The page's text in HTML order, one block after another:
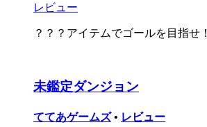
レビュー
？？？アイテムでゴールを目指せ！
未鑑定ダンジョン
ててあゲームズ • レビュー